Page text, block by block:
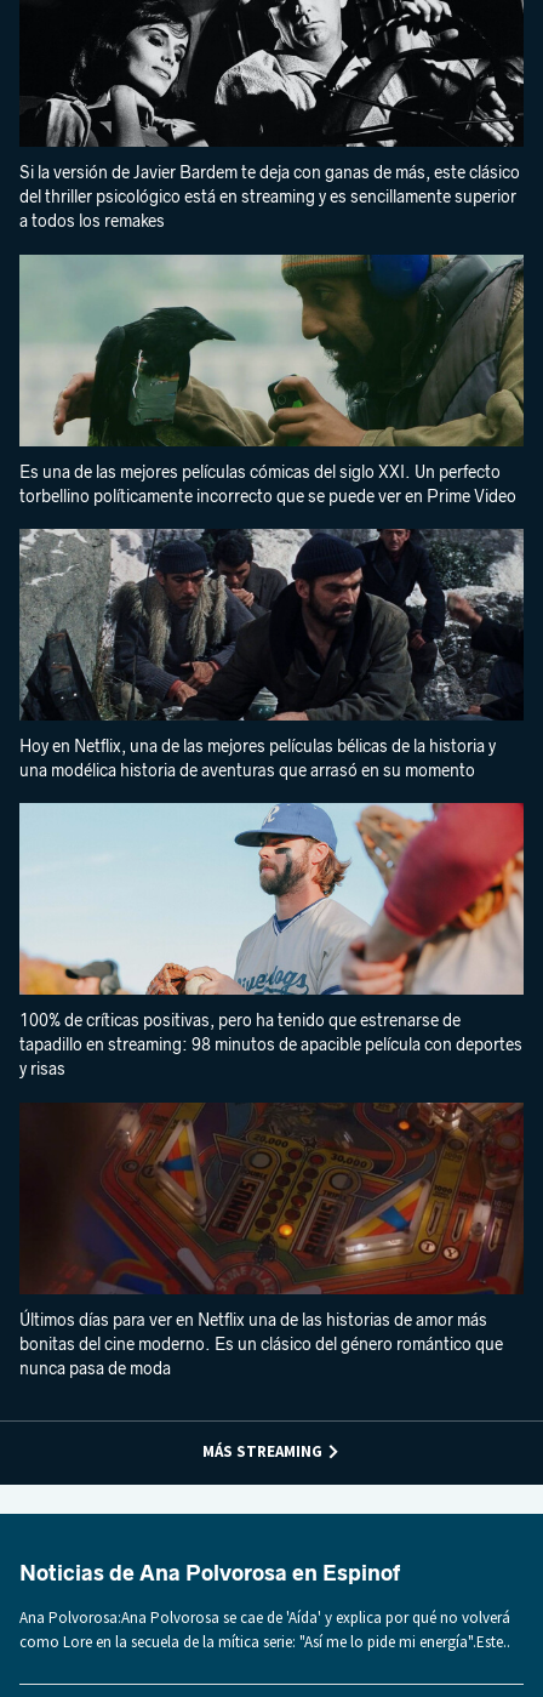
Si la versión de Javier Bardem te deja con ganas de más, este clásico
del thriller psicológico está en streaming y es sencillamente superior
a todos los remakes
Es una de las mejores películas cómicas del siglo XXI. Un perfecto
torbellino políticamente incorrecto que se puede ver en Prime Video
Hoy en Netflix, una de las mejores películas bélicas de la historia y
una modélica historia de aventuras que arrasó en su momento
100% de críticas positivas, pero ha tenido que estrenarse de
tapadillo en streaming: 98 minutos de apacible película con deportes
y risas
Últimos días para ver en Netflix una de las historias de amor más
bonitas del cine moderno. Es un clásico del género romántico que
nunca pasa de moda
MÁS STREAMING
Noticias de Ana Polvorosa en Espinof
Ana Polvorosa:Ana Polvorosa se cae de 'Aída' y explica por qué no volverá
como Lore en la secuela de la mítica serie: "Así me lo pide mi energía".Este..